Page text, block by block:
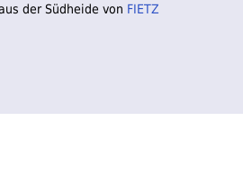
der Südheide von FIETZ